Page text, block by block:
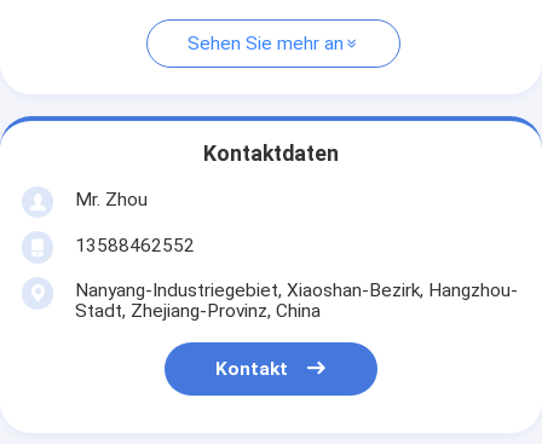
Sehen Sie mehr an
Kontaktdaten
Mr. Zhou
13588462552
Nanyang-Industriegebiet, Xiaoshan-Bezirk, Hangzhou-
Stadt, Zhejiang-Provinz, China
Kontakt